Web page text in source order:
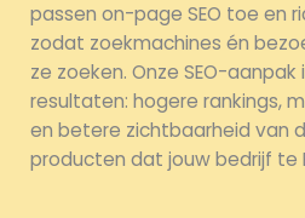
passen on-page SEO toe en
zodat zoekmachines én
ze zoeken. Onze SEO-
resultaten: hogere rankings,
en betere zichtbaarheid van
producten dat jouw bedrijf te